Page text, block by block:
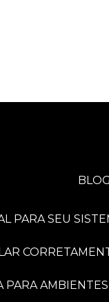
BLOG
PARA SEU
PARA